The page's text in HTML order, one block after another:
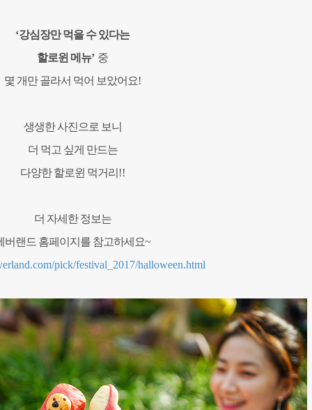
‘강심장만 먹을 수 있다는
할로윈 메뉴’ 중
몇 개만 골라서 먹어 보았어요!
생생한 사진으로 보니
더 먹고 싶게 만드는
다양한 할로윈 먹거리 !!
더 자세한 정보는
버랜드 홈페이지를 참고하세요~
pick/festival_2017/halloween.html